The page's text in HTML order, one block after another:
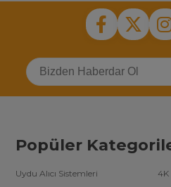
Popüler
Uydu Alıcı Sistemleri
4K